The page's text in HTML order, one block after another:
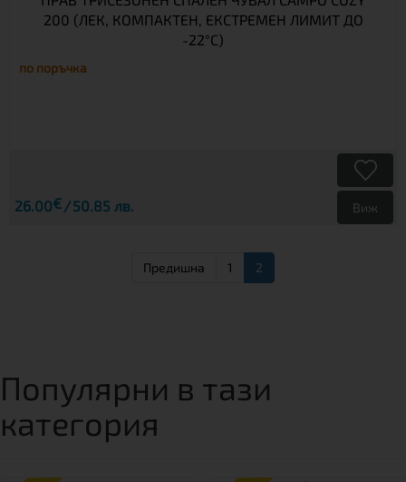
200 (ЛЕК, КОМПАКТЕН, ЕКСТРЕМЕН ЛИМИТ ДО
-22°C)
по поръчка
26.00€ 50.85 лв. Виж
Предишна 1 2
Популярни в тази
категория